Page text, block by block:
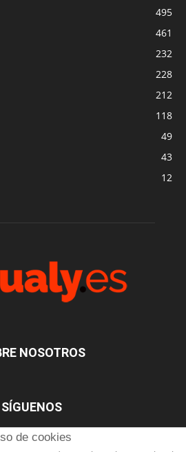
495
461
232
228
212
118
49
43
12
NOSOTROS
SÍGUENOS
de cookies